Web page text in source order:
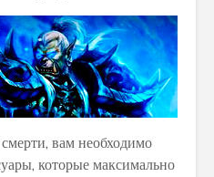
вам необходимо
которые максимально